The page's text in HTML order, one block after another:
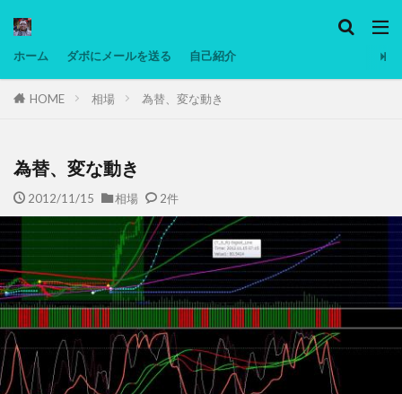
ホーム ダボにメールを送る 自己紹介
HOME 相場 為替、変な動き
為替、変な動き
2012/11/15 相場 2件
タグ
マレーシア動画
備忘録
動画 日本人村社会 脱水シート
検索